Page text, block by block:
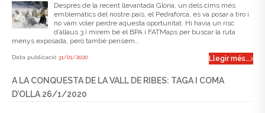
Després de la recent llevantada Glòria, un dels cims més
emblemàtics del nostre país, el Pedraforca, es va posar a tiro i
no vam voler perdre aquesta oportunitat. Hi havia un risc
d’allaus 3 i mirem bé el BPA i FATMaps per buscar la ruta
menys exposada, però també pensem…
Data publicació 31/01/2020 Llegir més...
A LA CONQUESTA DE LA VALL DE RIBES: TAGA I COMA
D’OLLA 26/1/2020